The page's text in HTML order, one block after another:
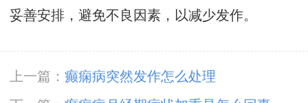
妥善安排，避免不良因素，以减少发作。
上一篇： 癫痫病突然发作怎么处理